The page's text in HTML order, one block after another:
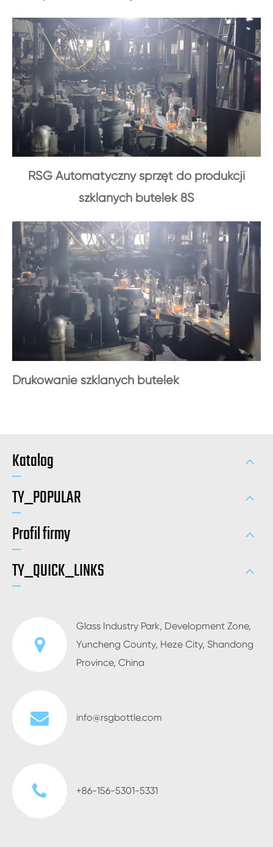
RSG Automatyczny sprzęt do produkcji
szklanych butelek 8S
Drukowanie szklanych butelek
Katalog
TY_POPULAR
Profil firmy
TY_QUICK_LINKS
Glass Industry Park, Development Zone,
Yuncheng County, Heze City, Shandong
Province, China
info@rsgbottle.com
+86-156-5301-5331